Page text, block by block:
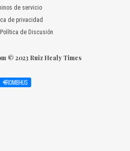
de servicio
de privacidad
Política de Discusión
© 2023 Ruiz Healy Times